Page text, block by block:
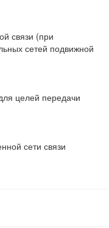
связи (при
сетей подвижной
целей передачи
сети связи